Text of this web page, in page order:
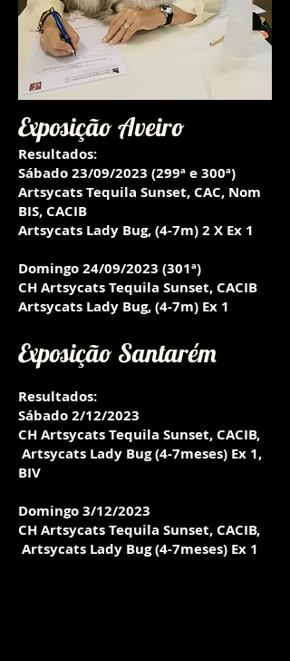
Exposição Aveiro
Resultados:
Sábado 23/09/2023 (299ª e 300ª)
Artsycats Tequila Sunset, CAC, Nom
BIS,CACIB
Artsycats Lady Bug, (4-7m) 2 X Ex 1
Domingo 24/09/2023 (301ª)
CH Artsycats Tequila Sunset, CACIB
Artsycats Lady Bug, (4-7m) Ex 1
Exposição Santarém
Resultados:
Sábado 2/12/2023
CH Artsycats Tequila Sunset, CACIB,
Artsycats Lady Bug (4-7meses) Ex 1,
BIV
Domingo 3/12/2023
CH Artsycats Tequila Sunset, CACIB,
Artsycats Lady Bug (4-7meses) Ex 1